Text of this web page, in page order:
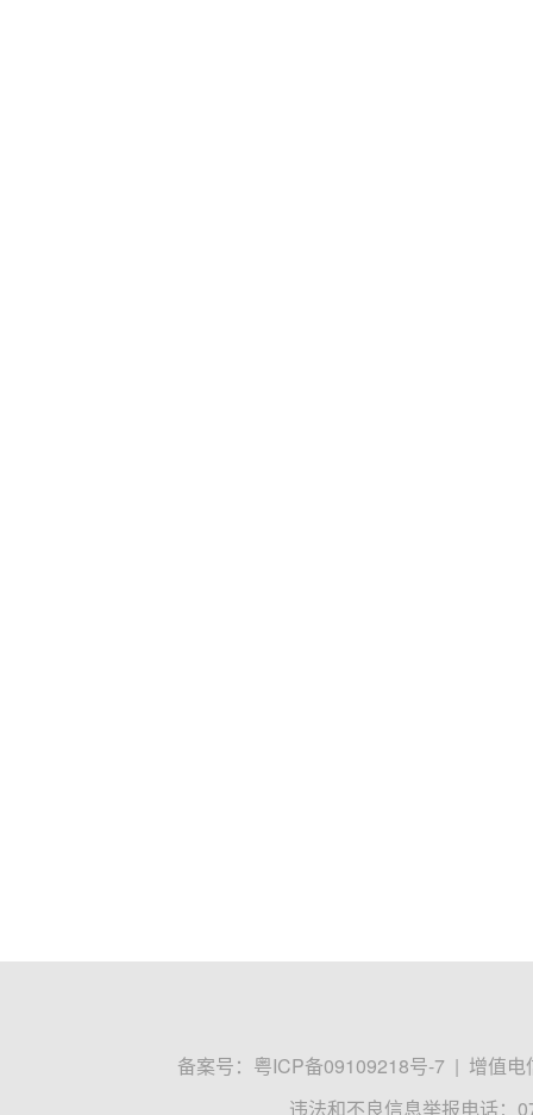
备案号： 粤ICP备09109218号-7 | 增值电
违法和不良信息举报电话：